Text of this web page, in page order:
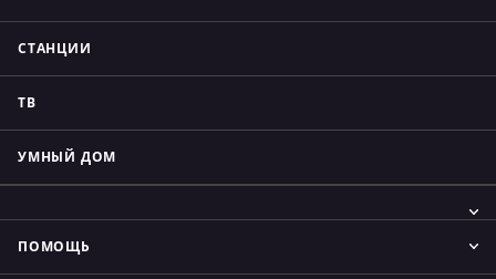
СТАНЦИИ
ТВ
УМНЫЙ ДОМ
ПОМОЩЬ